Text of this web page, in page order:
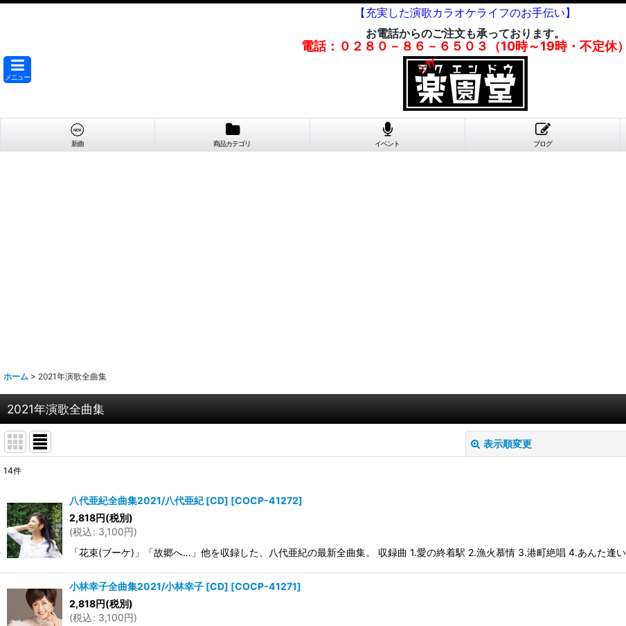
【充実した演歌カラオケライフのお手伝い】
お電話からのご注文も承っております。
電話：０２８０－８６－６５０３（10時～19時・不定休）
メニュー
新曲 商品カテゴリ イベント ブログ
ホーム > 2021年演歌全曲集
2021年演歌全曲集
表示順変更
並び順:
絞り込む
14件
八代亜紀全曲集2021/八代亜紀 [CD] [COCP-41272]
2,818円(税別)
(税込: 3,100円)
「花束(ブーケ)」「故郷へ…」他を収録した、八代亜紀の最新全曲集。 収録曲 1.愛の終着駅 2.漁火慕情 3.港町絶唱 4.あんた
小林幸子全曲集2021/小林幸子 [CD] [COCP-41271]
2,818円(税別)
(税込: 3,100円)